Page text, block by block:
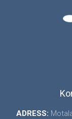
ADRESS: